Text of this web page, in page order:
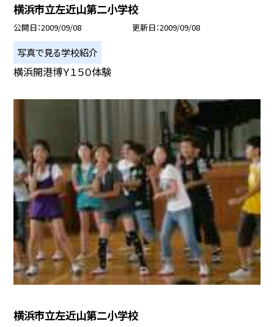
横浜市立左近山第二小学校
公開日 2009/09/08 更新日 2009/09/08
写真で見る学校紹介
横浜開港博Ｙ１５０体験
横浜市立左近山第二小学校